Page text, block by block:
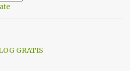
GRATIS